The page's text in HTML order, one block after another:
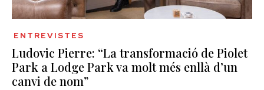
ENTREVISTES
Ludovic Pierre: “La transformació de Piolet
Park a Lodge Park va molt més enllà d’un
canvi de nom”